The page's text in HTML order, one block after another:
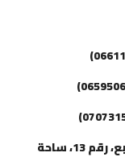
بلبريس، رقم 6، زنقة بيروت، الطابق الرابع، رقم 13، ساحة